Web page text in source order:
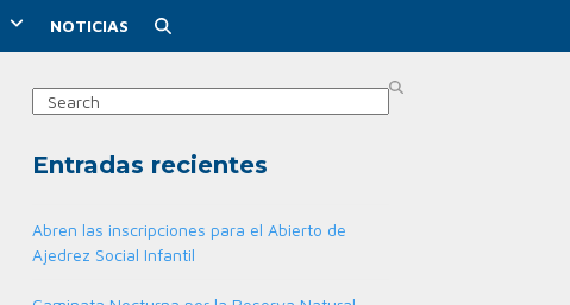
NOTICIAS
Search
Entradas recientes
Abren las inscripciones para el Abierto de
Ajedrez Social Infantil